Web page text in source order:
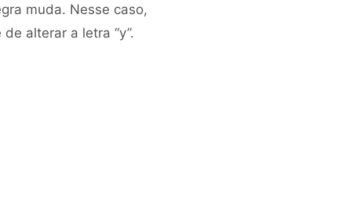
muda. Nesse caso,
alterar a letra “y”.